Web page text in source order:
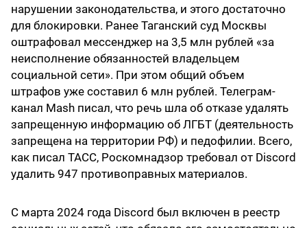
нарушении законодательства, и этого достаточно
для блокировки. Ранее Таганский суд Москвы
оштрафовал мессенджер на 3,5 млн рублей «за
неисполнение обязанностей владельцем
социальной сети». При этом общий объем
штрафов уже составил 6 млн рублей. Телеграм-
канал Mash писал, что речь шла об отказе удалять
запрещенную информацию об ЛГБТ (деятельность
запрещена на территории РФ) и педофилии. Всего,
как писал ТАСС, Роскомнадзор требовал от Discord
удалить 947 противоправных материалов.
С марта 2024 года Discord был включен в реестр